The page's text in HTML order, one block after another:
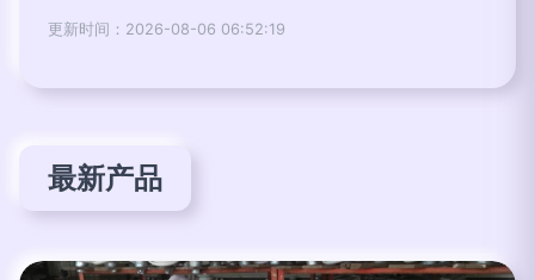
更新时间：2026-08-06 06:52:19
最新产品